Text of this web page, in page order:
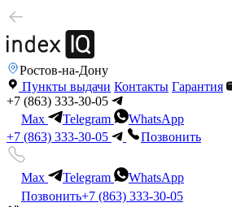
Ростов-на-Дону
Пункты выдачи Контакты Гарантия
+7 (863) 333-30-05
Max
Telegram
WhatsApp
+7 (863) 333-30-05
Позвонить
Max Telegram
WhatsApp
Позвонить+7 (863) 333-30-05